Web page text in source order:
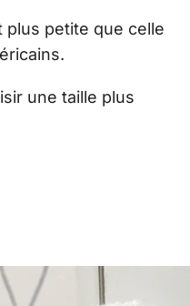
plus petite que celle
une taille plus